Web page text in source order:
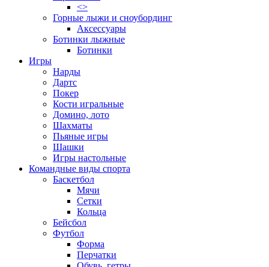
<>
Горные лыжи и сноубординг
Аксессуары
Ботинки лыжные
Ботинки
Игры
Нарды
Дартс
Покер
Кости игральные
Домино, лото
Шахматы
Пьяные игры
Шашки
Игры настольные
Командные виды спорта
Баскетбол
Мячи
Сетки
Кольца
Бейсбол
Футбол
Форма
Перчатки